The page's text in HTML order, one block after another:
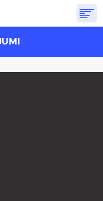
RESPOSTAS